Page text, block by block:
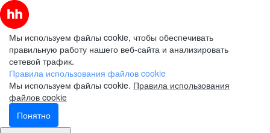
Мы используем файлы cookie, чтобы обеспечивать
правильную работу нашего веб-сайта и анализировать
сетевой трафик.
Правила использования файлов cookie
Мы используем файлы cookie. Правила использования
файлов cookie
Понятно